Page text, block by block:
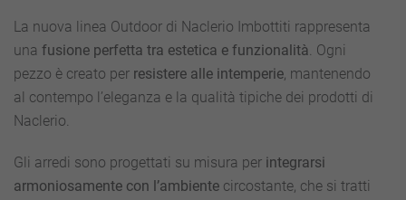
La nuova linea Outdoor di Naclerio Imbottiti rappresenta
una fusione perfetta tra estetica e funzionalità. Ogni
pezzo è creato per resistere alle intemperie, mantenendo
al contempo l’eleganza e la qualità tipiche dei prodotti di
Naclerio.
Gli arredi sono progettati su misura per integrarsi
armoniosamente con l’ambiente circostante, che si tratti